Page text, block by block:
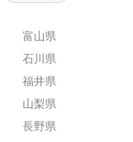
富山県
石川県
福井県
山梨県
長野県